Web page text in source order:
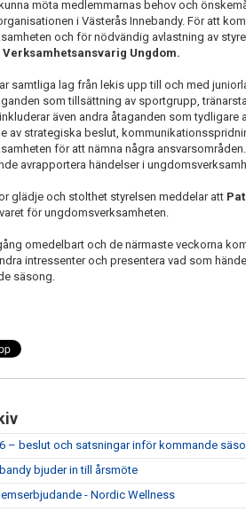
möta medlemmarnas behov och
i Västerås Innebandy. För att
och för nödvändig avlastning av
Verksamhetsansvarig Ungdom.
samtliga lag från lekis upp till och med
som tillsättning av sportgrupp,
även andra åtaganden som
av strategiska beslut,
för att nämna några
avrapportera händelser i
glädje och stolthet styrelsen meddelar att
för ungdomsverksamheten.
omedelbart och de närmaste veckorna
intressenter och presentera vad som
säsong.
– beslut och satsningar inför kommande
bjuder in till årsmöte
- Nordic Wellness